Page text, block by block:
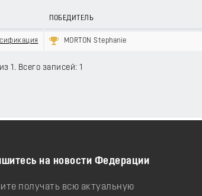
ПОБЕДИТЕЛЬ
MORTON Stephanie
1. Всего записей: 1
на новости Федерации
получать всю актуальную